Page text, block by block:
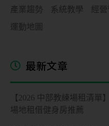
產業趨勢
系統教學 經
運動地圖
最新文章
【2026 中部教練場租清單
場地租借健身房推薦